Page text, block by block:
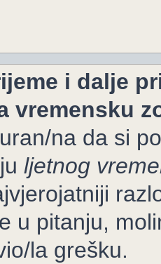
i dalje
vremensku
na da si
ljetnog
u pitanju,
la grešku.